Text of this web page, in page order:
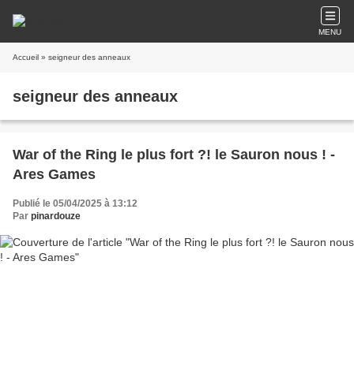
MENU
Accueil » seigneur des anneaux
seigneur des anneaux
War of the Ring le plus fort ?! le Sauron nous ! -
Ares Games
Publié le 05/04/2025 à 13:12
Par pinardouze